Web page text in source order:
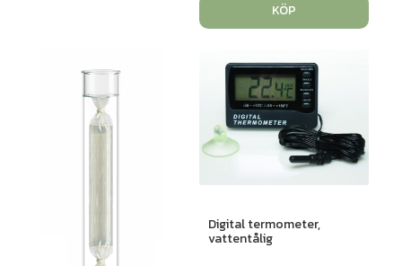
KÖP
Digital termometer,
vattentålig